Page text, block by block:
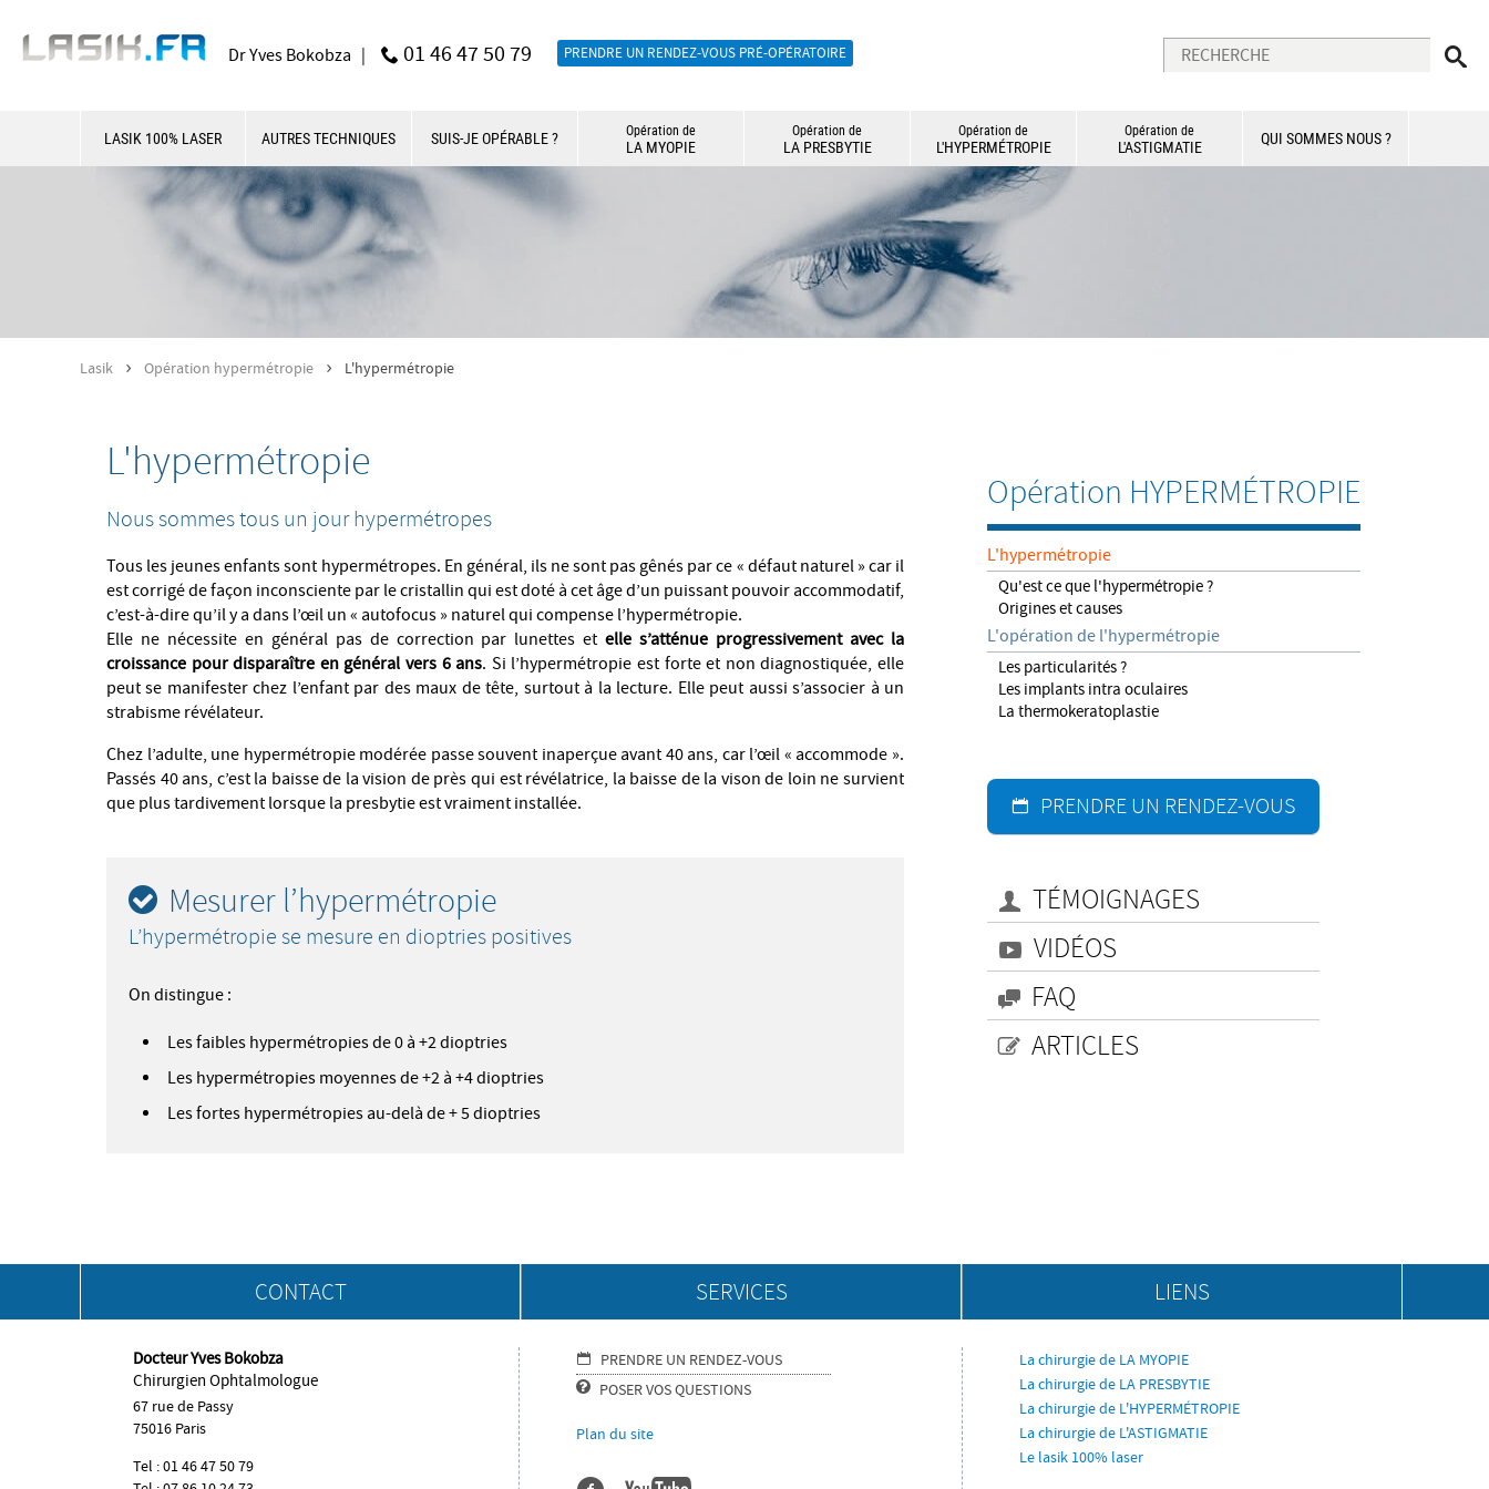
Dr Yves Bokobza | 01 46 47 50 79 PRENDRE UN RENDEZ-VOUS PRÉ-OPÉRATOIRE
LASIK 100% LASER AUTRES TECHNIQUES SUIS-JE OPÉRABLE ? Opération de
LA MYOPIE
Opération de
LA PRESBYTIE
Opération de
L'HYPERMÉTROPIE
Opération de
L'ASTIGMATIE QUI SOMMES NOUS ?
Lasik > Opération hypermétropie > L'hypermétropie
L'hypermétropie
Nous sommes tous un jour hypermétropes
Tous les jeunes enfants sont hypermétropes. En général, ils ne sont pas gênés par ce « défaut naturel » car il
est corrigé de façon inconsciente par le cristallin qui est doté à cet âge d’un puissant pouvoir accommodatif,
c’est-à-dire qu’il y a dans l’œil un « autofocus » naturel qui compense l’hypermétropie.
Elle ne nécessite en général pas de correction par lunettes etelle s’atténue progressivement avec la
croissance pour disparaître en général vers 6 ans. Si l’hypermétropie est forte et non diagnostiquée, elle
peut se manifester chez l’enfant par des maux de tête, surtout à la lecture. Elle peut aussi s’associer à un
strabisme révélateur.
Chez l’adulte, une hypermétropie modérée passe souvent inaperçue avant 40 ans, car l’œil « accommode ».
Passés 40 ans, c’est la baisse de la vision de près qui est révélatrice, la baisse de la vison de loin ne survient
que plus tardivement lorsque la presbytie est vraiment installée.
Mesurer l’hypermétropie
L’hypermétropie se mesure en dioptries positives
On distingue :
Les faibles hypermétropies de 0 à +2 dioptries
Les hypermétropies moyennes de +2 à +4 dioptries
Les fortes hypermétropies au-delà de + 5 dioptries
Opération HYPERMÉTROPIE
L'hypermétropie
Qu'est ce que l'hypermétropie ?
Origines et causes
L'opération de l'hypermétropie
Les particularités ?
Les implants intra oculaires
La thermokeratoplastie
PRENDRE UN RENDEZ-VOUS
TÉMOIGNAGES
VIDÉOS
FAQ
ARTICLES
CONTACT SERVICES LIENS
Docteur Yves Bokobza
Chirurgien Ophtalmologue
67 rue de Passy
75016 Paris
Tel : 01 46 47 50 79
PRENDRE UN RENDEZ-VOUS
POSER VOS QUESTIONS
Plan du site
La chirurgie de LA MYOPIE
La chirurgie de LA PRESBYTIE
La chirurgie de L'HYPERMÉTROPIE
La chirurgie de L'ASTIGMATIE
Le lasik 100% laser